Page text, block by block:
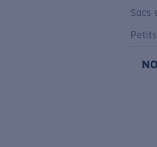
Sacs